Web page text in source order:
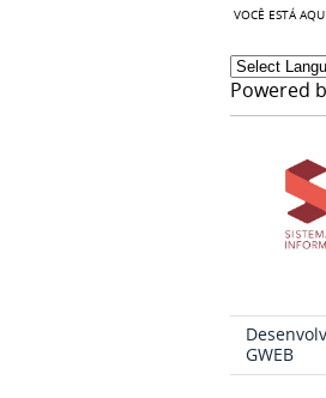
VOCÊ ESTÁ
Powered
GWEB